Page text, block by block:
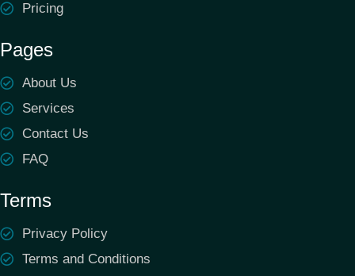
Pricing
Pages
About Us
Services
Contact Us
FAQ
Terms
Privacy Policy
Terms and Conditions